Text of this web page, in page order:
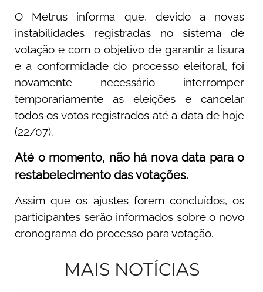
O Metrus informa que, devido a novas
instabilidades registradas no sistema de
votação e com o objetivo de garantir a lisura
e a conformidade do processo eleitoral, foi
novamente necessário interromper
temporariamente as eleições e cancelar
todos os votos registrados até a data de hoje
(22/07).
Até o momento, não há nova data para o
restabelecimento das votações.
Assim que os ajustes forem concluídos, os
participantes serão informados sobre o novo
cronograma do processo para votação.
MAIS NOTÍCIAS